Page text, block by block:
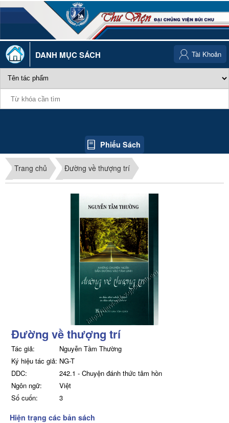
DANH MỤC SÁCH
Phiếu Sách
Tài Khoản
Trang chủ Đường về thượng trí
Đường về thượng trí
Tác giả:
Nguyễn Tầm Thường
Ký hiệu tác giả: NG-T
DDC:
242.1 - Chuyện đánh thức tâm hồn
Ngôn ngữ:
Việt
Số cuốn:
3
Hiện trạng các bản sách